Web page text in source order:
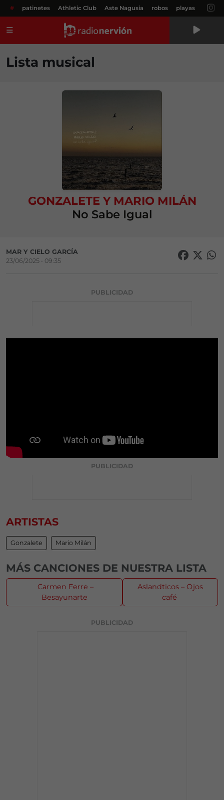
# patinetes Athletic Club Aste Nagusia robos playas
Lista musical
GONZALETE Y MARIO MILÁN
No Sabe Igual
MAR Y CIELO GARCÍA
23/06/2025 • 09:35
PUBLICIDAD
PUBLICIDAD
ARTISTAS
Gonzalete Mario Milán
MÁS CANCIONES DE NUESTRA LISTA
Carmen Ferre –
Besayunarte
Aslandticos – Ojos
café
PUBLICIDAD